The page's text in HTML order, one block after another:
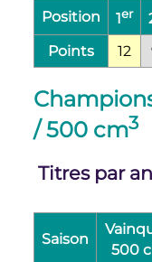
Position
1er
Points 12
/500 cm3
Titres par
Saison
500